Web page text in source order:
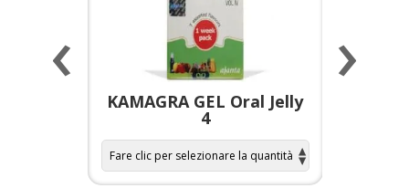
KAMAGRA GEL Oral Jelly
4
‹ ›